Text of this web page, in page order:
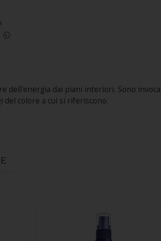
dell'energia dai piani interiori. Sono
colore a cui si riferiscono.